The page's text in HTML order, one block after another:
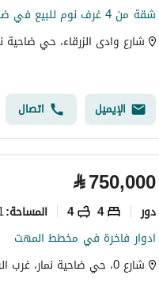
شقة من 4 غرف نوم للبيع في ضاحية نمار، الرياض
شارع وادى الزرقاء، حي ضاحية
الإيميل اتصال
⃁750,000
دور 4
4 المساحة:
ادوار فاخرة في مخطط المهت
شارع 0، حي ضاحية نمار، غرب الرياض، الرياض